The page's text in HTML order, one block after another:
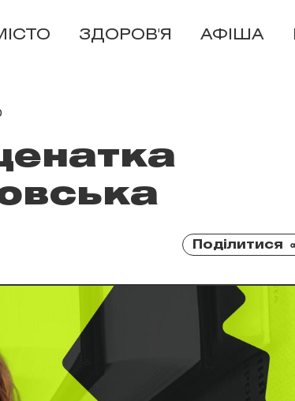
ЗДОРОВ'Я АФІША
Поділитися